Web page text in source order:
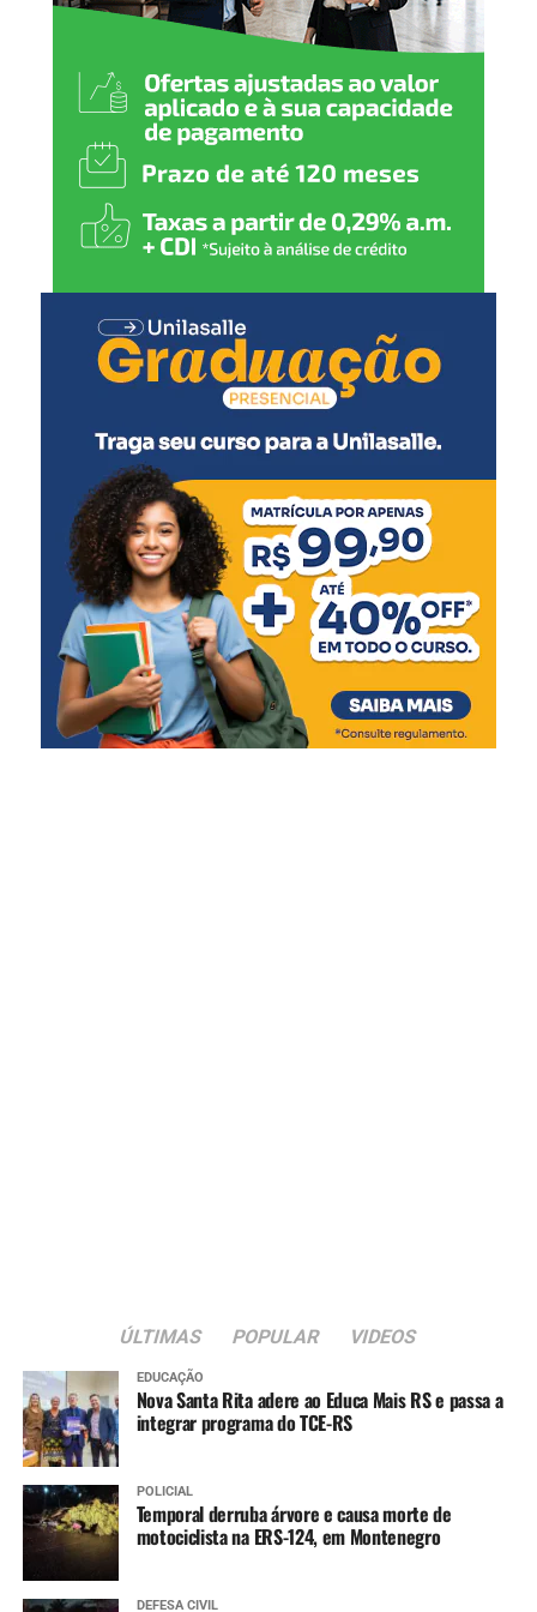
poder usufruir novamente”,
disse.
O secretário municipal de Assistência Social, Marcio
Freitas, destacou os impactos da enchente no local e a
expectativa da comunidade pela recuperação.
“Esse espaço foi muito
atingido pelos eventos
climáticos e hoje estamos
aqui para comunicar à
sociedade que ele vai ser
recuperado. É um anseio da
comunidade desde 2024”,
afirmou.
A secretária de Projetos e Captação de Recursos, Daniela
Fontoura, explicou que a reforma do CRAS faz parte de
um conjunto mais amplo de intervenções no complexo.
“Estamos iniciando a
Moradora do bairro, Ivone Giehl Meurer comemorou o
início da obra.
“Esse espaço já estava
abandonado antes da
enchente. Agora, ver que
vai ser recuperado é muito
gratificante. As crianças
ÚLTIMAS POPULAR VIDEOS
EDUCAÇÃO
Nova Santa Rita adere ao Educa Mais RS e passa a
integrar programa do TCE-RS
POLICIAL
Temporal derruba árvore e causa morte de
motociclista na ERS-124, em Montenegro
DEFESA CIVIL